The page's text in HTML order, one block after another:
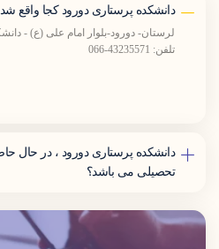
دانشکده پرستاری دورود کجا واقع
لرستان- دورود-بلوار امام علی (ع) -
تلفن: 43235571-066
دانشکده پرستاری دورود ، در حال
تحصیلی می باشد؟
کارشناسی ناپیوسته بهداشت عمومی می